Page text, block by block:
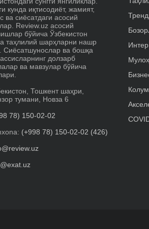
кунда иқтисодиёт, жамият,
ва сиёсатдаги асосий
Review.uz асосий
бўйича Ўзбекистон
таҳлилий шарҳларни нашр
Сиёсатшунослар ва бошқа
долзарб
ва мавзулар бўйича
Тошкент шаҳри,
тумани, Новза 6
78) 150-02-02
(+998 78) 150-02-02 (426)